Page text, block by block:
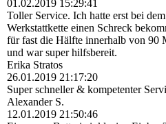
01.02.2019 15:29:41
Toller Service. Ich hatte erst bei
Werkstattkette einen Schreck
für fast die Hälfte innerhalb von 90
und war super hilfsbereit.
Erika Stratos
26.01.2019 21:17:20
Super schneller & kompetenter
Alexander S.
12.01.2019 21:50:46